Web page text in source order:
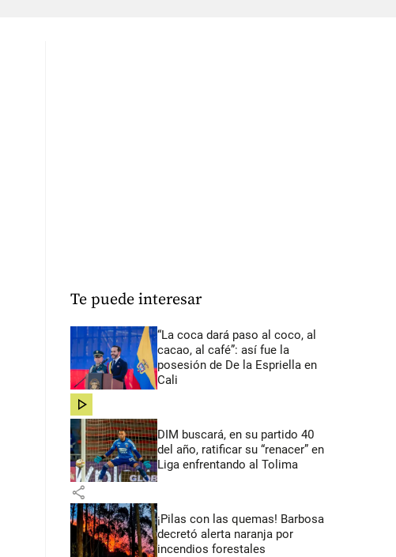
Te puede interesar
“La coca dará paso al coco, al
cacao, al café”: así fue la
posesión de De la Espriella en
Cali
share
DIM buscará, en su partido 40
del año, ratificar su “renacer” en
Liga enfrentando al Tolima
share
¡Pilas con las quemas! Barbosa
decretó alerta naranja por
incendios forestales